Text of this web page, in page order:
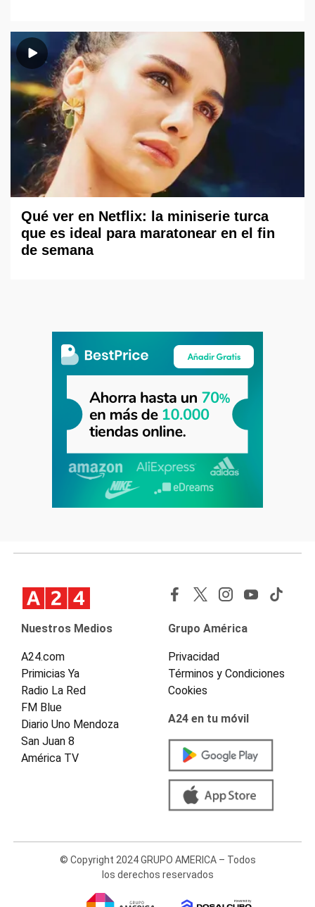
Qué ver en Netflix: la miniserie turca
que es ideal para maratonear en el fin
de semana
Nuestros Medios
A24.com
Primicias Ya
Radio La Red
FM Blue
Diario Uno Mendoza
San Juan 8
América TV
Grupo América
Privacidad
Términos y Condiciones
Cookies
A24 en tu móvil
© Copyright 2024 GRUPO AMERICA – Todos
los derechos reservados